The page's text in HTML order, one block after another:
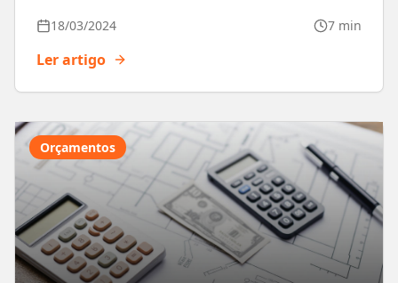
18/03/2024 7 min
Ler artigo
Orçamentos